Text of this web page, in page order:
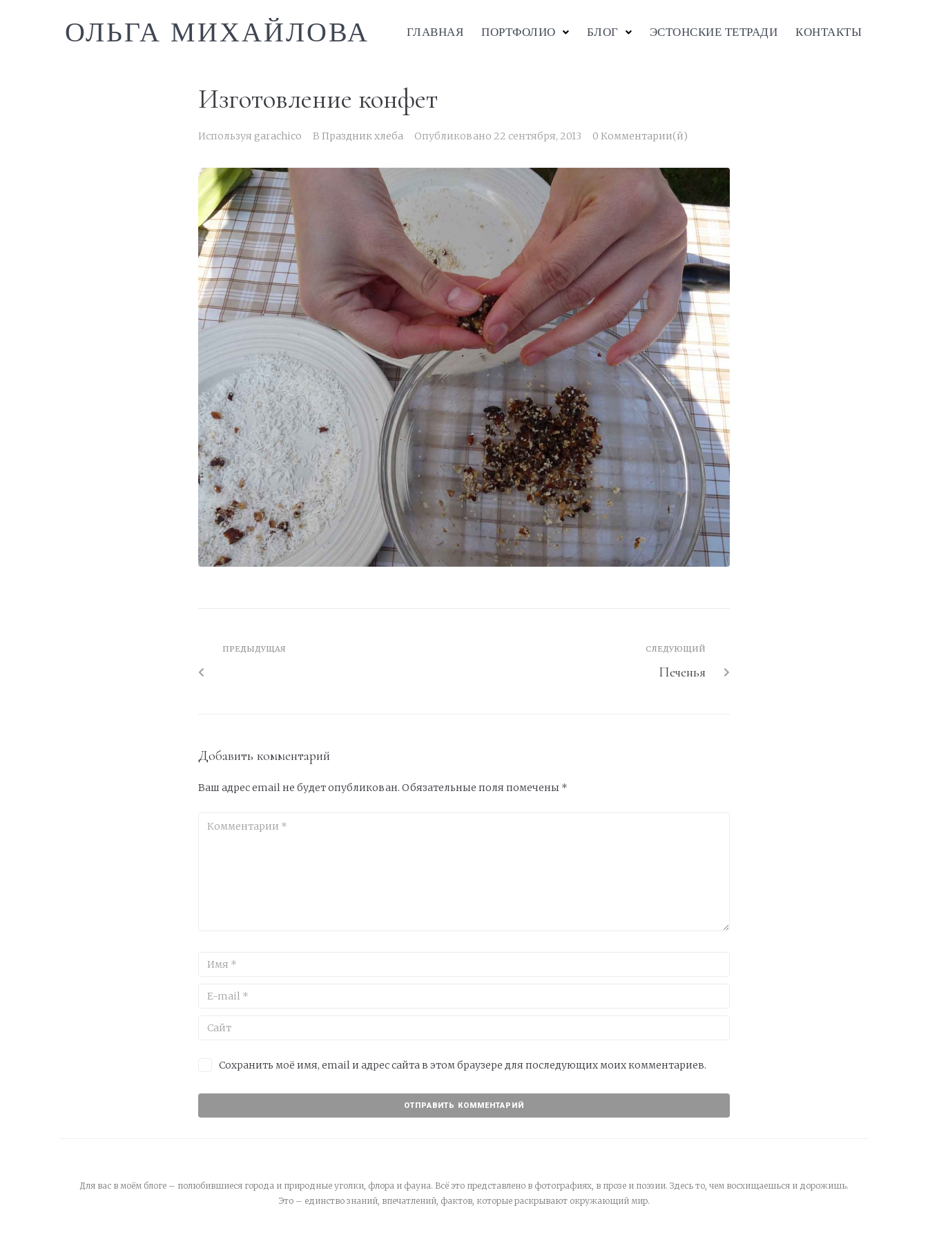
ОЛЬГА МИХАЙЛОВА ГЛАВНАЯ ПОРТФОЛИО БЛОГ ЭСТОНСКИЕ ТЕТРАДИ КОНТАКТЫ
Изготовление конфет
Используя garachico В Праздник хлеба Опубликовано 22 сентября, 2013 0 Комментарии(й)
ПРЕДЫДУЩАЯ СЛЕДУЮЩИЙ
Печенья
Добавить комментарий
Ваш адрес email не будет опубликован. Обязательные поля помечены *
Сохранить моё имя, email и адрес сайта в этом браузере для последующих моих комментариев.
Для вас в моём блоге – полюбившиеся города и природные уголки, флора и фауна. Всё это представлено в фотографиях, в прозе и поэзии. Здесь то, чем восхищаешься и дорожишь.
Это – единство знаний, впечатлений, фактов, которые раскрывают окружающий мир.